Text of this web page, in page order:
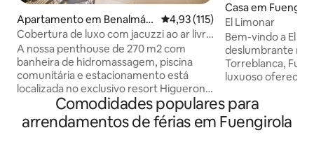
Apartamento em Benalmád
ena
Classificação média de 4,93 em
4,93 (115)
Cobertura de luxo com jacuzzi ao ar livre
e vista para o mar
A nossa penthouse de 270 m2 com
banheira de hidromassagem, piscina
comunitária e estacionamento está
localizada no exclusivo resort Higueron.
Desfrute de 180 graus de vista para o
mar, a uma curta distância a pé de praias
arenosas. Hotel Hilton Higueron de 5
Casa em
El Limonar
Bem-vindo a El
deslumbrante
Torreblanca,
luxuoso oferece
elegantes e
quartos com
uma cozinha
Comodidades populares para
arrendamentos de férias em Fuengirola